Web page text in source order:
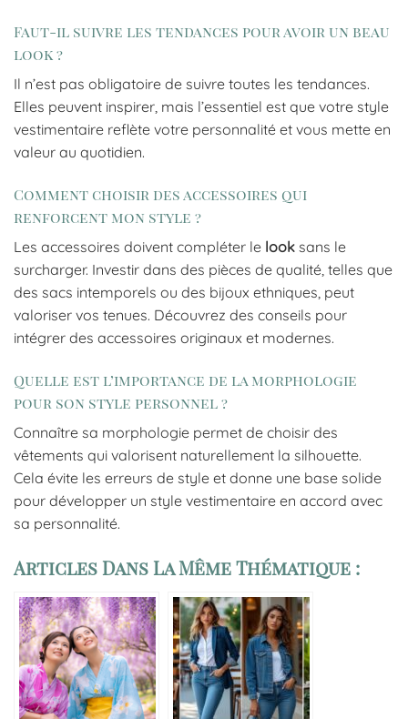
Faut-il suivre les tendances pour avoir un beau
look ?
Il n’est pas obligatoire de suivre toutes les tendances.
Elles peuvent inspirer, mais l’essentiel est que votre style
vestimentaire reflète votre personnalité et vous mette en
valeur au quotidien.
Comment choisir des accessoires qui
renforcent mon style ?
Les accessoires doivent compléter le look sans le
surcharger. Investir dans des pièces de qualité, telles que
des sacs intemporels ou des bijoux ethniques, peut
valoriser vos tenues. Découvrez des conseils pour
intégrer des accessoires originaux et modernes.
Quelle est l’importance de la morphologie
pour son style personnel ?
Connaître sa morphologie permet de choisir des
vêtements qui valorisent naturellement la silhouette.
Cela évite les erreurs de style et donne une base solide
pour développer un style vestimentaire en accord avec
sa personnalité.
Articles Dans La Même Thématique :